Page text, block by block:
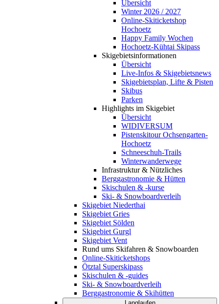
Übersicht
Winter 2026 / 2027
Online-Skiticketshop
Hochoetz
Happy Family Wochen
Hochoetz-Kühtai Skipass
Skigebietsinformationen
Übersicht
Live-Infos & Skigebietsnews
Skigebietsplan, Lifte & Pisten
Skibus
Parken
Highlights im Skigebiet
Übersicht
WIDIVERSUM
Pistenskitour Ochsengarten-
Hochoetz
Schneeschuh-Trails
Winterwanderwege
Infrastruktur & Nützliches
Berggastronomie & Hütten
Skischulen & -kurse
Ski- & Snowboardverleih
Skigebiet Niederthai
Skigebiet Gries
Skigebiet Sölden
Skigebiet Gurgl
Skigebiet Vent
Rund ums Skifahren & Snowboarden
Online-Skiticketshops
Ötztal Superskipass
Skischulen & -guides
Ski- & Snowboardverleih
Berggastronomie & Skihütten